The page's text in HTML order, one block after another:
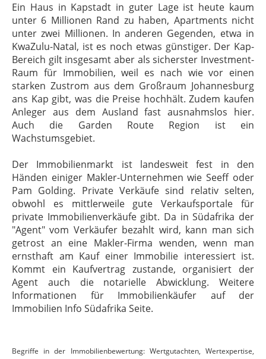
Ein Haus in Kapstadt in guter Lage ist heute kaum
unter 6 Millionen Rand zu haben, Apartments nicht
unter zwei Millionen. In anderen Gegenden, etwa in
KwaZulu-Natal, ist es noch etwas günstiger. Der Kap-
Bereich gilt insgesamt aber als sicherster Investment-
Raum für Immobilien, weil es nach wie vor einen
starken Zustrom aus dem Großraum Johannesburg
ans Kap gibt, was die Preise hochhält. Zudem kaufen
Anleger aus dem Ausland fast ausnahmslos hier.
Auch die Garden Route Region ist ein
Wachstumsgebiet.
Der Immobilienmarkt ist landesweit fest in den
Händen einiger Makler-Unternehmen wie Seeff oder
Pam Golding. Private Verkäufe sind relativ selten,
obwohl es mittlerweile gute Verkaufsportale für
private Immobilienverkäufe gibt. Da in Südafrika der
"Agent" vom Verkäufer bezahlt wird, kann man sich
getrost an eine Makler-Firma wenden, wenn man
ernsthaft am Kauf einer Immobilie interessiert ist.
Kommt ein Kaufvertrag zustande, organisiert der
Agent auch die notarielle Abwicklung. Weitere
Informationen für Immobilienkäufer auf der
Immobilien Info Südafrika Seite.
Begriffe in der Immobilienbewertung: Wertgutachten, Wertexpertise,